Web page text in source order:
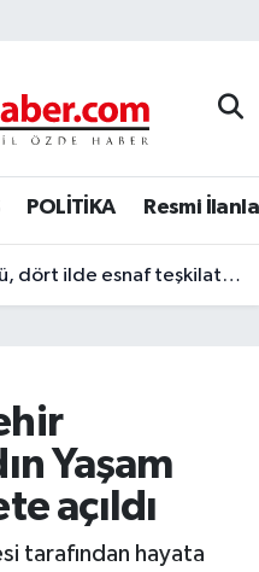
POLİTİKA Resmi
ilde esnaf teşkilatlarıyla buluştu
Yaşam
açıldı
tarafından hayata